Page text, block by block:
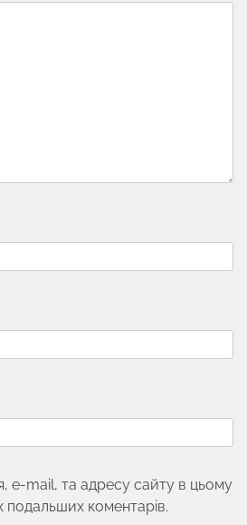
e-mail, та адресу сайту в цьому
подальших коментарів.